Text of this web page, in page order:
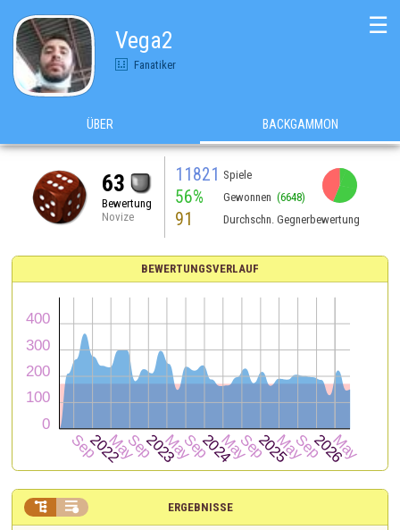
Vega2
Fanatiker
☰
ÜBER BACKGAMMON
63
Bewertung
Novize
11821 Spiele
56% Gewonnen (6648)
91 Durchschn. Gegnerbewertung
BEWERTUNGSVERLAUF
ERGEBNISSE
 